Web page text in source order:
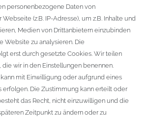
personenbezogene Daten von
(z.B. IP-Adresse), um z.B. Inhalte und
Medien von Drittanbietern einzubinden
Website zu analysieren. Die
erst durch gesetzte Cookies. Wir teilen
wir in den Einstellungen benennen.
mit Einwilligung oder aufgrund eines
erfolgen. Die Zustimmung kann erteilt oder
das Recht, nicht einzuwilligen und die
Zeitpunkt zu ändern oder zu